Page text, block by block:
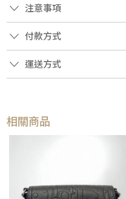
注意事項
付款方式
運送方式
相關商品